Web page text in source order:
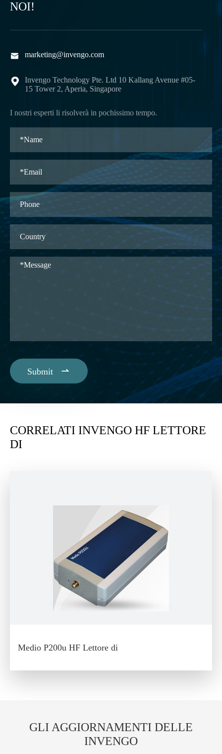
NOI!
 marketing@invengo.com

Invengo Technology Pte. Ltd 10 Kallang Avenue #05-
15 Tower 2, Aperia, Singapore
I nostri esperti li risolverà in pochissimo tempo.
Submit 
CORRELATI INVENGO HF LETTORE
DI
Medio P200u HF Lettore di
GLI AGGIORNAMENTI DELLE
INVENGO